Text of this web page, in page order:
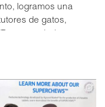
logramos una
de gatos,